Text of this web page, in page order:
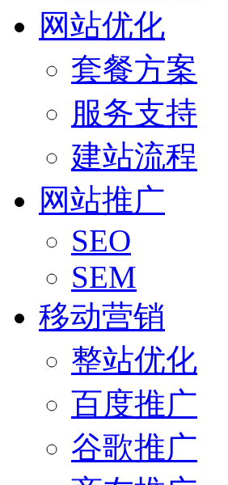
网站优化
套餐方案
服务支持
建站流程
网站推广
SEO
SEM
移动营销
整站优化
百度推广
谷歌推广